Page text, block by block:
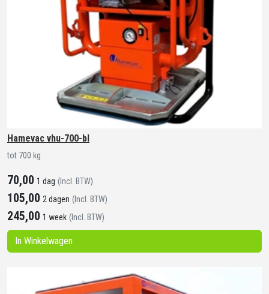
Hamevac vhu-700-bl
tot 700 kg
70,00 1 dag (Incl. BTW)
105,00 2 dagen (Incl. BTW)
245,00 1 week (Incl. BTW)
In Winkelwagen